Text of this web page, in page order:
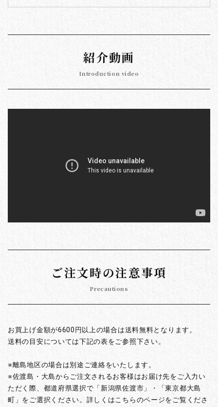
紹介動画
Introduction video
ご注文時の注意事項
Precautions
お買上げ金額が6600円以上の場合は送料無料となります。
送料の目安については下記の表をご参照下さい。
※離島地区の場合は別途ご連絡をいたします。
※佐渡島・大島からご注文されるお客様はお届け先をご入力い
ただく際、都道府県選択で「新潟県佐渡市」・「東京都大島
町」をご選択ください。詳しくはこちらのページをご覧くださ